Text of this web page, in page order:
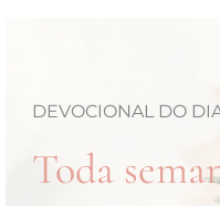
DEVOCIONAL DO
Toda